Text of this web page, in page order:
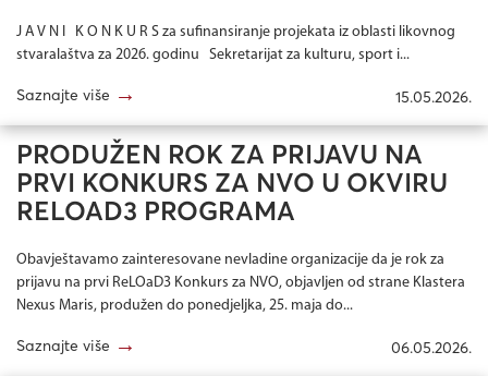
J A V N I K O N K U R S za sufinansiranje projekata iz oblasti likovnog
stvaralaštva za 2026. godinu Sekretarijat za kulturu, sport i...
Saznajte više → 15.05.2026.
PRODUŽEN ROK ZA PRIJAVU NA
PRVI KONKURS ZA NVO U OKVIRU
RELOAD3 PROGRAMA
Obavještavamo zainteresovane nevladine organizacije da je rok za
prijavu na prvi ReLOaD3 Konkurs za NVO, objavljen od strane Klastera
Nexus Maris, produžen do ponedjeljka, 25. maja do...
Saznajte više → 06.05.2026.